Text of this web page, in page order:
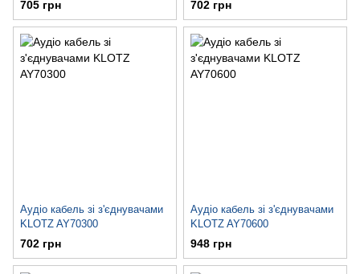
705 грн 702 грн
Аудіо кабель зі з'єднувачами
KLOTZ AY70300
702 грн
Аудіо кабель зі з'єднувачами
KLOTZ AY70600
948 грн